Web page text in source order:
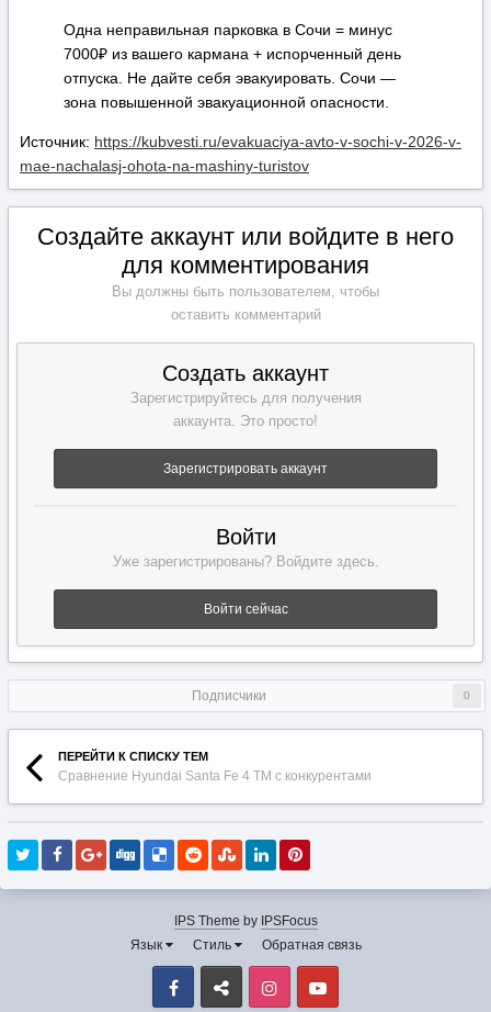
Одна неправильная парковка в Сочи = минус
7000₽ из вашего кармана + испорченный день
отпуска. Не дайте себя эвакуировать. Сочи —
зона повышенной эвакуационной опасности.
Источник: https://kubvesti.ru/evakuaciya-avto-v-sochi-v-2026-v-
mae-nachalasj-ohota-na-mashiny-turistov
Создайте аккаунт или войдите в него
для комментирования
Вы должны быть пользователем, чтобы
оставить комментарий
Создать аккаунт
Зарегистрируйтесь для получения
аккаунта. Это просто!
Зарегистрировать аккаунт
Войти
Уже зарегистрированы? Войдите здесь.
Войти сейчас
Подписчики 0
ПЕРЕЙТИ К СПИСКУ ТЕМ
Сравнение Hyundai Santa Fe 4 TM с конкурентами
IPS Theme by IPSFocus
Язык
Стиль Обратная связь
Facebook VK Instagram